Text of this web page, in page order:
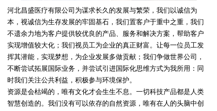
河北昌盛医疗有限公司为谋求长久的发展与繁荣，我们以诚信为
本，视诚信为生存发展的牢固基石，我们置客户于重中之重，我们
不遗余力地为客户提供较优良的产品、服务和解决方案，帮助客户
实现增值较大化；我们视员工为企业的真正财富。让每一位员工发
挥其潜能，实现梦想，为企业发展多做贡献；我们争做世界公司，
不断尝试拓展国际业务，并尝试引进国际化思维方式为我所用：同
时我们关注公共利益，积极参与环境保护。
资源是会枯竭的，唯有文化才会生生不息。一切科技产品都是人类
智慧创造的。我们没有可以依存的自然资源，唯有在人的头脑中创